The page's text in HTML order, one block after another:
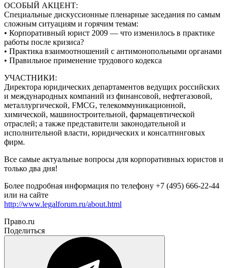
ОСОБЫЙ АКЦЕНТ:
Специальные дискуссионные пленарные заседания по самым
сложным ситуациям и горячим темам:
• Корпоративный юрист 2009 — что изменилось в практике
работы после кризиса?
• Практика взаимоотношений с антимонопольными органами
• Правильное применение трудового кодекса
УЧАСТНИКИ:
Директора юридических департаментов ведущих российских
и международных компаний из финансовой, нефтегазовой,
металлургической, FMCG, телекоммуникационной,
химической, машиностроительной, фармацевтической
отраслей; а также представители законодательной и
исполнительной власти, юридических и консалтинговых
фирм.
Все самые актуальные вопросы для корпоративных юристов и
только два дня!
Более подробная информация по телефону +7 (495) 666-22-44
или на сайте
http://www.legalforum.ru/about.html
Право.ru
Поделиться